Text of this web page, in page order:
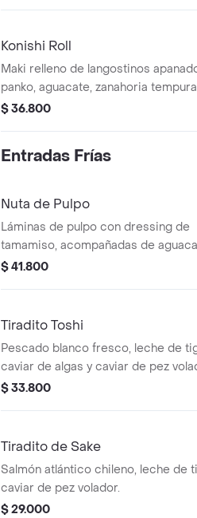
Konishi Roll
Maki relleno de langostinos
panko, aguacate, zanahoria
$ 36.800
Entradas Frías
Nuta de Pulpo
Láminas de pulpo con dressing de
tamamiso, acompañadas de
zanahoria rallada.
$ 41.800
Tiradito Toshi
Pescado blanco fresco, leche de
caviar de algas y caviar de pez
$ 33.800
Tiradito de Sake
Salmón atlántico chileno, leche de
caviar de pez volador.
$ 29.000